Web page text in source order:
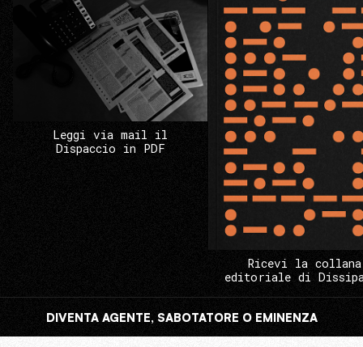
Leggi via mail il
Dispaccio in PDF
Ricevi la collana
editoriale di
DIVENTA AGENTE, SABOTATORE O EMINENZA